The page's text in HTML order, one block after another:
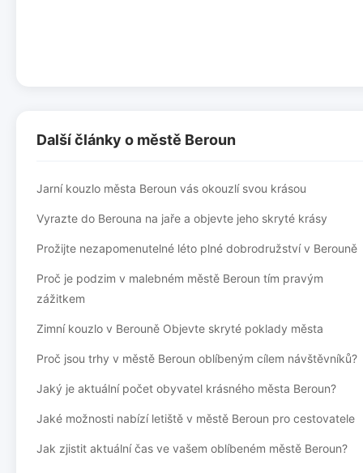
Další články o městě Beroun
Jarní kouzlo města Beroun vás okouzlí svou krásou
Vyrazte do Berouna na jaře a objevte jeho skryté krásy
Prožijte nezapomenutelné léto plné dobrodružství v Berouně
Proč je podzim v malebném městě Beroun tím pravým
zážitkem
Zimní kouzlo v Berouně Objevte skryté poklady města
Proč jsou trhy v městě Beroun oblíbeným cílem návštěvníků?
Jaký je aktuální počet obyvatel krásného města Beroun?
Jaké možnosti nabízí letiště v městě Beroun pro cestovatele
Jak zjistit aktuální čas ve vašem oblíbeném městě Beroun?